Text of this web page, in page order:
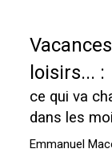
loisirs... :
ce qui va
dans les
Emmanuel